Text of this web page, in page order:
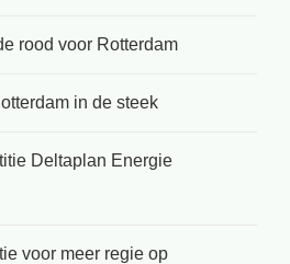
rood voor Rotterdam
in de steek
Deltaplan Energie
voor meer regie op